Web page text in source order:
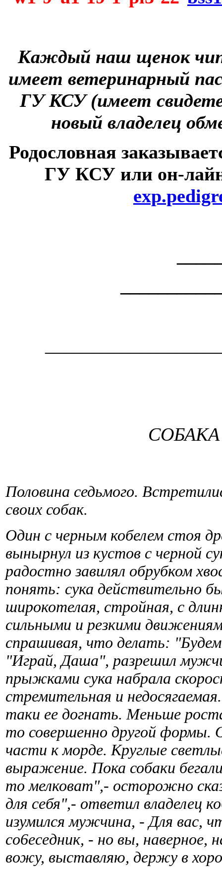
Каждый наш щенок
имеет ветеринарный
ГУ КСУ (имеет
новый владелец
Родословная
ГУ КСУ или он-лайн
Половина седьмого.
своих собак.
Один с черным кобелем стоя
вынырнул из кустов с черной
радостно завилял обрубком
понять: сука действительно
широкотелая, стройная, с
сильными и резкими
спрашивая, что делать:
"Играй, Даша", разрешил
прыжками сука набрала
стремительная и
таки ее догнать. Меньше
то совершенно другой формы.
части к морде. Круглые
выражение. Пока собаки
то мелковат",- осторожно
для себя",- ответил владелец
изумился мужчина, - Для вас,
co6eceдник, - но вы,
вожу, выставляю, держу в